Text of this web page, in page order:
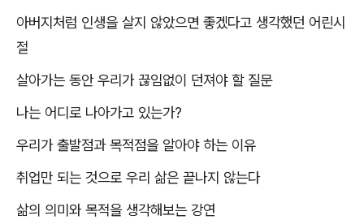
아버지처럼 인생을 살지 않았으면 좋겠다고 생각했던 어린시
절
살아가는 동안 우리가 끊임없이 던져야 할 질문
나는 어디로 나아가고 있는가?
우리가 출발점과 목적점을 알아야 하는 이유
취업만 되는 것으로 우리 삶은 끝나지 않는다
삶의 의미와 목적을 생각해보는 강연